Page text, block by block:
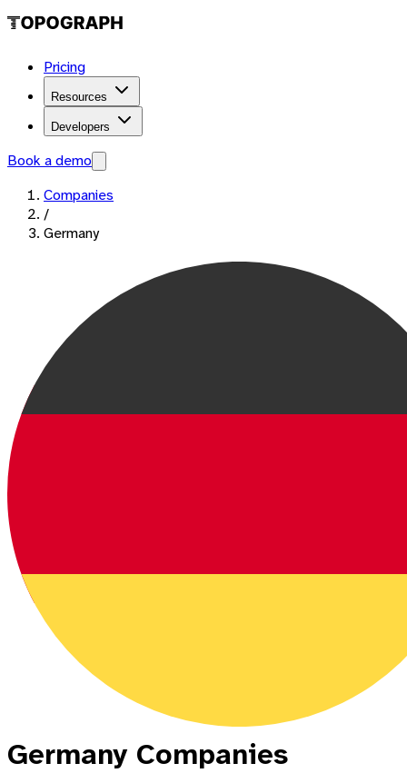
Pricing
Resources
Developers
Book a demo
Companies
/
Germany
Germany Companies